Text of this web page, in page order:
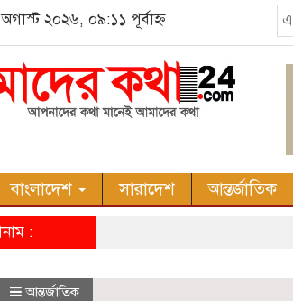
২০২৬, ০৯:১১ পূর্বাহ্ন
বাংলাদেশ সারাদেশ আন্তর্জাতিক
:
আন্তর্জাতিক